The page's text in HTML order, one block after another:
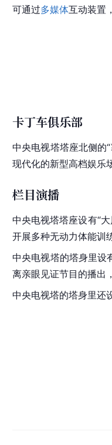
可通过多媒体互动装置
卡丁车俱乐部
中央电视塔塔座北侧的
现代化的新型高档娱乐
栏目演播
中央电视塔塔座设有“
开展多种无动力体能训
中央电视塔的塔身里设
离亲眼见证节目的播出
中央电视塔的塔身里还